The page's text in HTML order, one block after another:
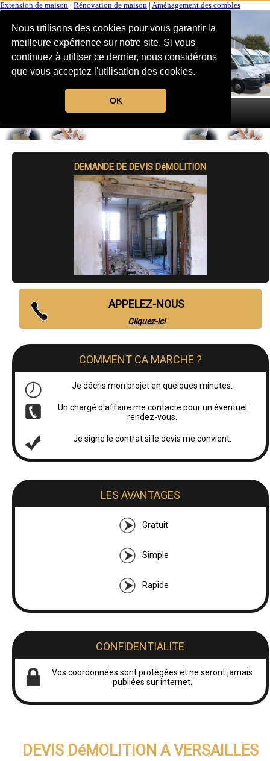
Nous utilisons des cookies pour vous garantir la
meilleure expérience sur notre site. Si vous
continuez à utiliser ce dernier, nous considérons
que vous acceptez l'utilisation des cookies.
OK
Extension de maison Rénovation de maison Aménagement des combles
MENU
DEMANDE DE DEVIS DéMOLITION
APPELEZ-NOUS
Cliquez-ici
COMMENT CA MARCHE ?
Je décris mon projet en quelques minutes.
Un chargé d'affaire me contacte pour un éventuel
rendez-vous.
Je signe le contrat si le devis me convient.
LES AVANTAGES
Gratuit
Simple
Rapide
CONFIDENTIALITE
Vos coordonnées sont protégées et ne seront jamais
publiées sur internet.
DEVIS DéMOLITION A VERSAILLES